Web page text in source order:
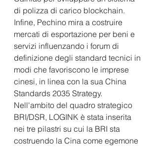
di polizza di carico blockchain.
Infine, Pechino mira a costruire
mercati di esportazione per beni e
servizi influenzando i forum di
definizione degli standard tecnici in
modi che favoriscono le imprese
cinesi, in linea con la sua China
Standards 2035 Strategy.
Nell'ambito del quadro strategico
BRI/DSR, LOGINK è stata inserita
nei tre pilastri su cui la BRI sta
costruendo la Cina come egemone